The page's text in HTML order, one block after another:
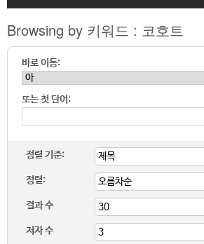
Browsing by 키워드 : 코호트
바로 이동:
또는 첫 단어:
정렬 기준:
정렬:
결과 수
저자 수